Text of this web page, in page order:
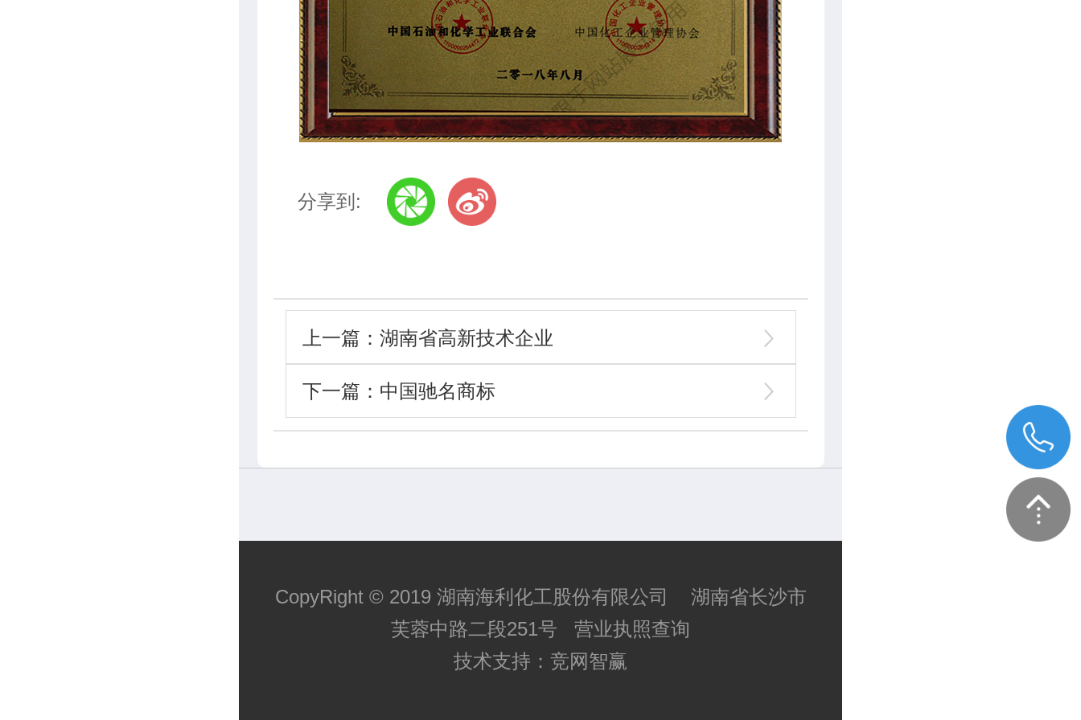
分享到:
上一篇： 湖南省高新技术企业
下一篇： 中国驰名商标
CopyRight © 2019 湖南海利化工股份有限公司 湖南省长沙市
芙蓉中路二段251号 营业执照查询
技术支持： 竞网智赢